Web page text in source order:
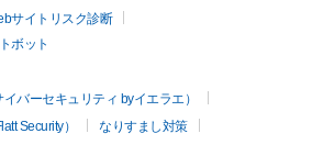
サイトリスク診断
ボット
バーセキュリティ byイエラエ）
Security）
なりすまし対策